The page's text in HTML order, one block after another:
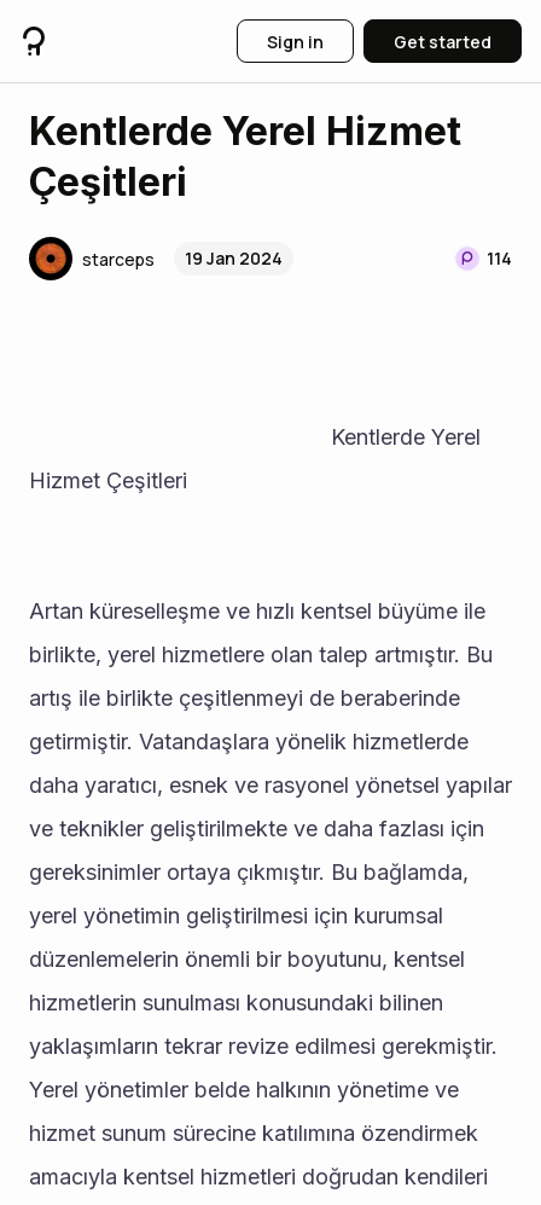
Sign in Get started
Kentlerde Yerel Hizmet
Çeşitleri
starceps 19 Jan 2024 114
Hizmet Çeşitleri
Artan küreselleşme ve hızlı kentsel büyüme ile
birlikte, yerel hizmetlere olan talep artmıştır. Bu
artış ile birlikte çeşitlenmeyi de beraberinde
getirmiştir. Vatandaşlara yönelik hizmetlerde
daha yaratıcı, esnek ve rasyonel yönetsel yapılar
ve teknikler geliştirilmekte ve daha fazlası için
gereksinimler ortaya çıkmıştır. Bu bağlamda,
yerel yönetimin geliştirilmesi için kurumsal
düzenlemelerin önemli bir boyutunu, kentsel
hizmetlerin sunulması konusundaki bilinen
yaklaşımların tekrar revize edilmesi gerekmiştir.
Yerel yönetimler belde halkının yönetime ve
hizmet sunum sürecine katılımına özendirmek
amacıyla kentsel hizmetleri doğrudan kendileri